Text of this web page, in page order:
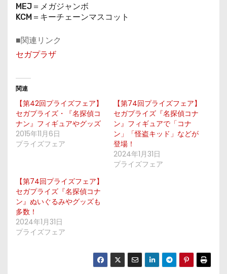
MEJ＝メガジャンボ
KCM＝キーチェーンマスコット
■関連リンク
セガプラザ
関連
【第42回プライズフェア】
セガプライズ・『名探偵コ
ナン』フィギュアやグッズ
2015年11月6日
プライズフェア
【第74回プライズフェア】
セガプライズ『名探偵コナ
ン』フィギュアで「コナ
ン」「怪盗キッド」などが
登場！
2024年1月31日
プライズフェア
【第74回プライズフェア】
セガプライズ『名探偵コナ
ン』ぬいぐるみやグッズも
多数！
2024年1月31日
プライズフェア